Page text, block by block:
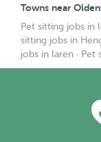
Towns near
Pet sitting jobs in
sitting jobs in
jobs in laren · Pet